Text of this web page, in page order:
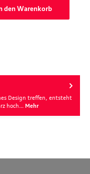
den Warenkorb
Design treffen, entsteht
hoch… Mehr